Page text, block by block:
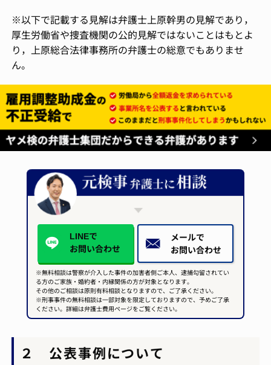
※以下で記載する見解は弁護士上原幹男の見解であり，
厚生労働省や捜査機関の公的見解ではないことはもとよ
り，上原総合法律事務所の弁護士の総意でもありませ
ん。
メールで
お問い合わせ
LINEで
お問い合わせ
※無料相談は警察が介入した事件の加害者側ご本人、逮捕勾留されてい
る方のご家族・婚約者・内縁関係の方が対象となります。
その他のご相談は原則有料相談となりますので、ご了承ください。
※刑事事件の無料相談は一部対象を限定しておりますので、予めご了承
ください。詳細は弁護士費用ページをご覧ください。
２ 公表事例について